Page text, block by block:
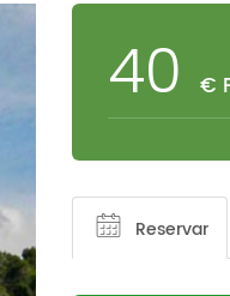
40 €
Reservar